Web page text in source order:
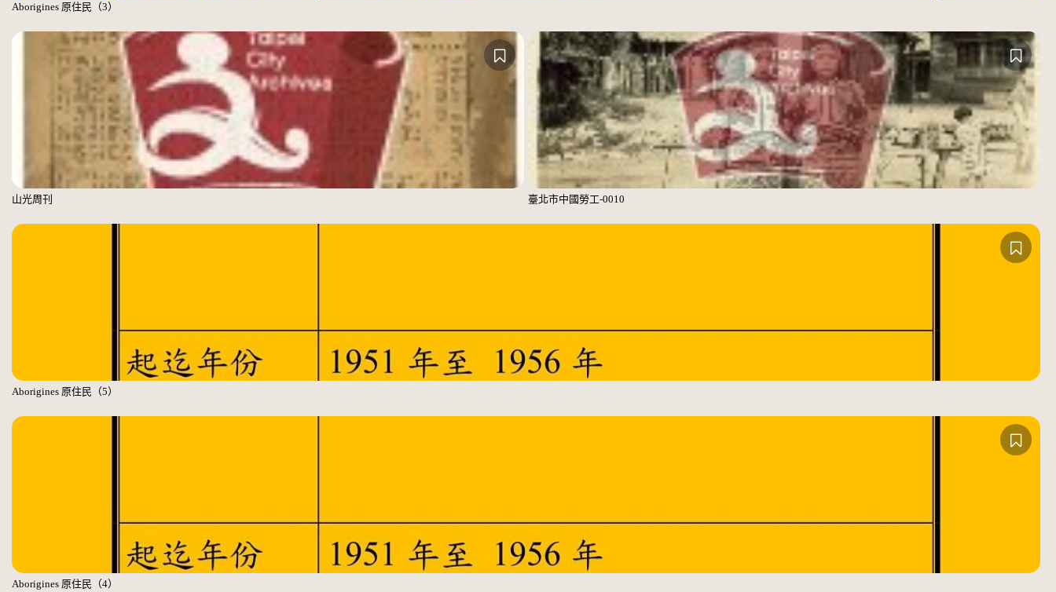
Aborigines 原住民（3）
山光周刊 臺北市中國勞工-0010
Aborigines 原住民（5）
Aborigines 原住民（4）